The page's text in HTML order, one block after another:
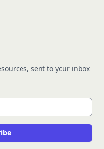
sent to your inbox